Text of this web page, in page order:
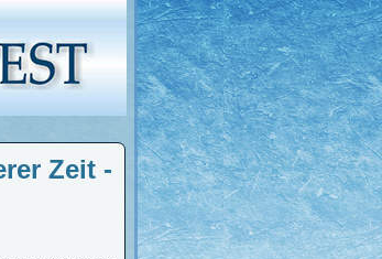
Zeit -